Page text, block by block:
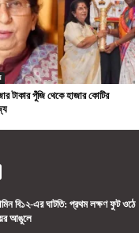
টাকার পুঁজি থেকে হাজার কোটির
বি১২-এর ঘাটতি: প্রথম লক্ষণ ফুট ওঠে
আঙুলে